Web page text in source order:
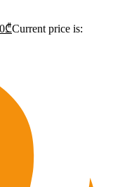
₾Current price is: